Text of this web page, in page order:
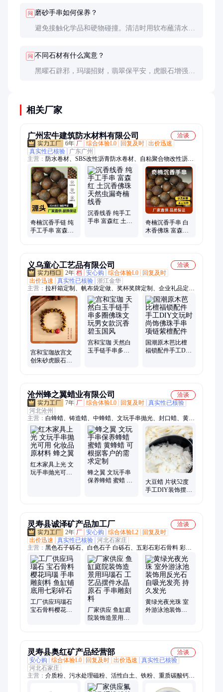
问 磨砂手串如何保养？
避免接触化学品和硬物碰撞。清洁时用软布蘸清水擦
问 不同石材有什么寓意？
黑曜石辟邪，玛瑙招财，翡翠保平安，虎眼石增强自
相关厂家
广州宏牛建筑防水材料有限公司
洽谈
6年 厂 综合体验L0 回复及时 出价迅速
真实性已核验
广东广州
主营： 防水卷材、SBS改性沥青防水卷材、自粘聚合物改性沥青
防水卷材、沉香手串、防水涂料、防水材料、腻子粉、瓷砖胶、
非沥青基高分子自粘胶膜防水卷材、SBS改性沥青耐根穿刺防水
卷材、耐根穿刺防水卷材、聚氨酯防水涂料、聚脲防水涂料、反
应粘结型高分子膜基湿铺防水卷材、三元乙丙橡胶防水卷材、丙
纶防水卷材、双面自粘防水卷材、水泥基渗透结晶型防水涂料、
水性纳米中空玻璃微珠保温隔热涂料、2H隔热保温全效凝胶、
保温找平凝胶、高聚物改性沥青防水卷材、桥面防水涂料、弹性
体SBS改性沥青防水卷材、sbs弹性体改性沥青防水卷材、xps挤
奇楠沉香手链 纯
手工手串 富森红
沉香线香 纯手工
手串 富森红 土沉
奇楠沉香手串 白
木香佛珠 富森红
义乌童心工艺品有限公司
洽谈
2年 档 安心购 综合体验L0
回复及时
出价迅速
真实性已核验 浙江金华
主营： 拉杆箱定制、帆布袋定做、奖杯奖牌定制、企业礼品定
制、保温杯定制、茶具定制、礼品套装定制、冰箱贴定制、文创
礼品定制、商务礼品定制、运动包定制、伴手礼定制、毛绒公仔
定制、高端礼品定制、节日礼品定制、员工伴手礼定制、POLO
衫定制、定制礼盒、笔记本定制、办公礼品定制、周年庆礼品定
制、T恤文化衫定制、钛杯定制、纪念章定制
宫和宝珈故宫文
创朱砂虎眼石手
宫和宝珈 天然白
玉手链手串多圈
国潮原木芭比檀
福锁配件手工DIY
沧州蜂之翼蜡业有限公司
洽谈
7年 厂 综合体验L0 回复及时 真实性已核验
河北沧州
主营： 白蜂蜡、铸造蜡、中蜂蜡、文玩手串抛光、封口蜡、黄蜂
蜡、颗粒状蜂蜡
红木家具上光 文
玩手串抛光可用
蜂之翼 文玩手串
保养蜂蜡 蜜蜡 黄
大豆蜡 片状52度
手工DIY装饰摆件
灵寿县诚泽矿产品加工厂
洽谈
2年 厂 安心购 综合体验L2
回复及时
出价迅速
真实性已核验 河北石家庄
主营： 黑色石子砾石、白色石子 白砾石、五彩石彩石骨料 彩
石、金刚砂喷砂除锈铜矿渣、棕刚玉耐火材料喷砂、金刚砂耐磨
地坪材料、石英砂水处理喷砂除锈、白刚玉 耐火材料、玻璃砂
地坪玻璃骨料、玻璃珠 水洗石玻璃珠、贝壳砂 贝壳骨料、染色
贝壳砂 彩色贝壳、复合岩片 岩片地坪、染色石子 胶粘石、玛瑙
玉石 圆形玛瑙、高岭土 煅烧高岭土、锡钛合金 反光骨料、银色
砂 铝色砂、烧结彩砂 烧结砂、夜光石 发光石子、玻璃砂 玻璃
块、天然彩砂 砂基地坪、网红砂 染色沙
工厂供应玛瑙石
宝石骨料樱花玛
厂家供应 鱼缸庭
院装饰造景用玛
黄绿光夜光珠 室
外游泳池装饰用
灵寿县奥红矿产品经营部
洽谈
安心购
综合体验L0 回复及时 出价迅速
真实性已核验
河北石家庄
主营： 介质粉、污水处理磁粉、活性白土、铁粉、重质碳酸钙、
轻质碳酸钙、远红外粉、滑石粉、煅烧滑石粉、配重砂、贝壳